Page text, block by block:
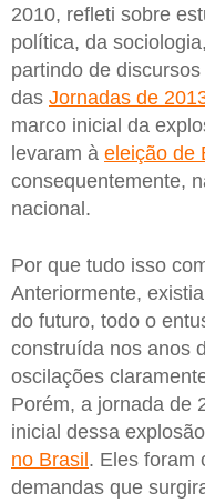
2010, refleti sobre
política, da
partindo de
das Jornadas de
marco inicial da
levaram à eleição de
consequentemente,
nacional.
Por que tudo isso
Anteriormente,
do futuro, todo o
construída nos anos
oscilações
Porém, a jornada de
inicial dessa
no Brasil . Eles foram
demandas que